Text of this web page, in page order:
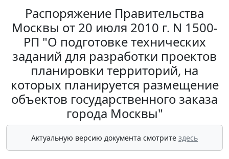
Распоряжение Правительства
Москвы от 20 июля 2010 г. N 1500-
РП "О подготовке технических
заданий для разработки проектов
планировки территорий, на
которых планируется размещение
объектов государственного заказа
города Москвы"
Актуальную версию документа смотрите здесь